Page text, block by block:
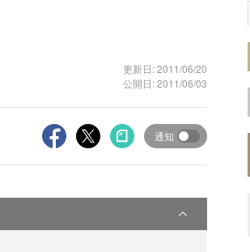
更新日: 2011/06/20
公開日: 2011/06/03
通知